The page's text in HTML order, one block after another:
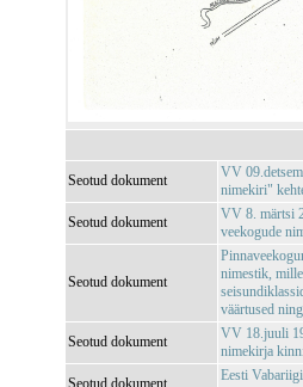
Seotud dokument
VV
nimekiri"
Seotud dokument
VV 8. märtsi
veekogude
Seotud dokument
nimestik,
väärtused
Seotud dokument
VV 18.juuli
nimekirja
Seotud dokument
Eesti